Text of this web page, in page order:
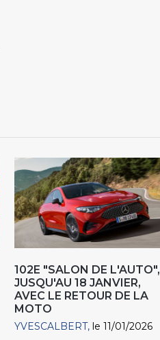
102E "SALON DE L'AUTO",
JUSQU'AU 18 JANVIER,
AVEC LE RETOUR DE LA
MOTO
YVESCALBERT le 11/01/2026